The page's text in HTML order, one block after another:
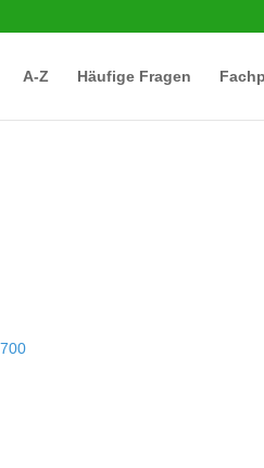
A-Z Häufige Fragen